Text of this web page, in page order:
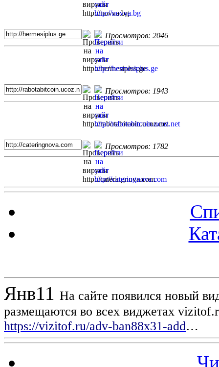
Просмотров: 2046
Просмотров: 1943
Просмотров: 1782
Янв11 На сайте появился новый
размещаются во всех виджетах
https://vizitof.ru/adv-ban88x31-add…